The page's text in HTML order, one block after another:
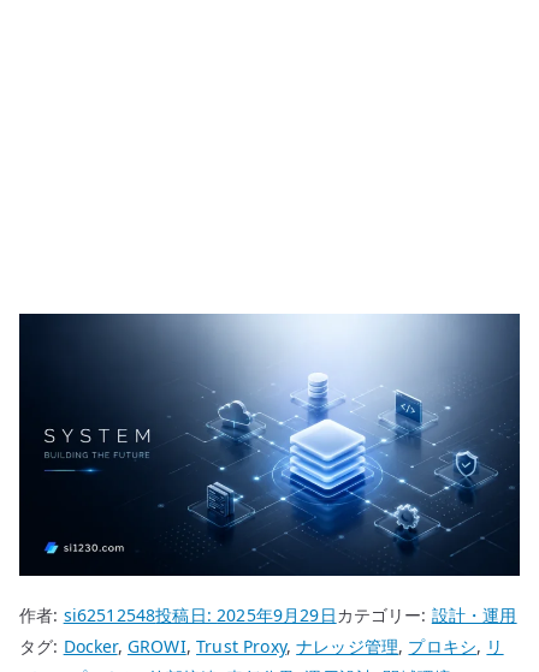
作者: si62512548投稿日:2025年9月29日カテゴリー: 設計・運用
タグ: Docker, GROWI,Trust Proxy,ナレッジ管理, プロキシ, リ